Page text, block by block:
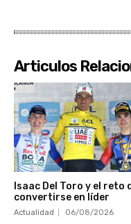
Articulos
Isaac Del Toro y el reto
convertirse en líder
Actualidad 06/08/2026